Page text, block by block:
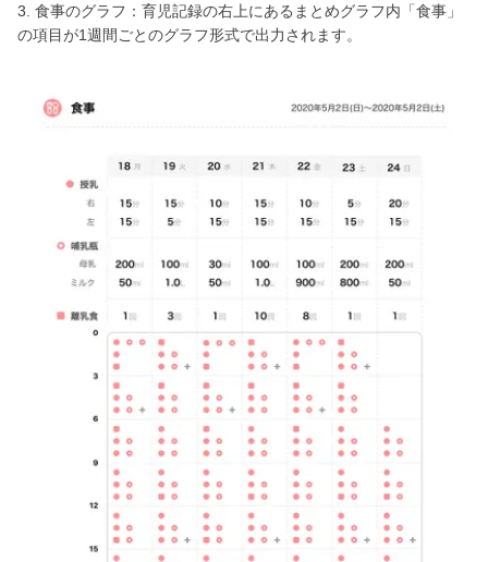
3. 食事のグラフ：育児記録の右上にあるまとめグラフ内「食事」
の項目が1週間ごとのグラフ形式で出力されます。